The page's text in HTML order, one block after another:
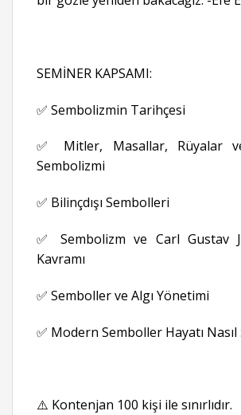
SEMİNER KAPSAMI:
✅ Sembolizmin Tarihçesi
✅ Mitler, Masallar, Rüyalar
Sembolizmi
✅ Bilinçdışı Sembolleri
✅ Sembolizm ve Carl Gustav
Kavramı
✅ Semboller ve Algı Yönetimi
✅ Modern Semboller Hayatı
⚠️ Kontenjan 100 kişi ile sınırlıdır.